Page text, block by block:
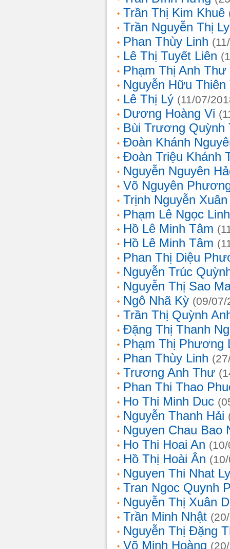
Trần Thị Kim Khuê
Trần Nguyễn Thị
Phan Thùy Linh
Lê Thị Tuyết Liên
Phạm Thị Anh Thư
Nguyễn Hữu Thiên
Lê Thị Lý (11/07/
Dương Hoàng Vi
Bùi Trương Quỳnh
Đoàn Khánh
Đoàn Triệu Khánh
Nguyễn Nguyên
Võ Nguyên
Trịnh Nguyễn
Phạm Lê Ngọc Linh
Hồ Lê Minh Tâm
Hồ Lê Minh Tâm
Phan Thị Diệu
Nguyễn Trúc
Nguyễn Thị Sao
Ngô Nhã Kỳ (09/07/
Trần Thị Quỳnh
Đặng Thị Thanh
Phạm Thị Phương
Phan Thùy Linh
Trương Anh Thư
Phan Thi Thao
Ho Thi Minh Duc
Nguyễn Thanh Hải
Nguyen Chau Bao
Ho Thi Hoai An
Hồ Thị Hoài Ân
Nguyen Thi Nhat Ly
Tran Ngoc Quynh
Nguyễn Thị Xuân
Trần Minh Nhật
Nguyễn Thị Đặng
Võ Minh Hoàng